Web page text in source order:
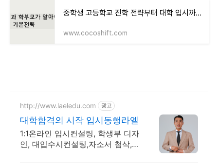
중학생 고등학교 진학 전략부터 대학 입시까지: 부모님과 학생이 꼭 알아야 할 우리 아이 진학
www.cocoshift.com
http://www.laeledu.com 광고
대학합격의 시작 입시동행라엘
1:1온라인 입시컨설팅, 학생부 디자
인, 대입수시컨설팅,자소서 첨삭,